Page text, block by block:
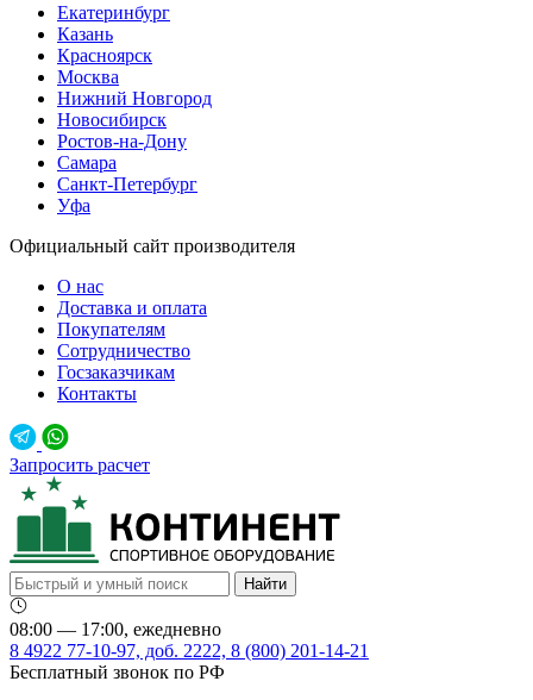
Екатеринбург
Казань
Красноярск
Москва
Нижний Новгород
Новосибирск
Ростов-на-Дону
Самара
Санкт-Петербург
Уфа
Официальный сайт производителя
О нас
Доставка и оплата
Покупателям
Сотрудничество
Госзаказчикам
Контакты
Запросить расчет
08:00 — 17:00, ежедневно
8 4922 77-10-97, доб. 2222, 8 (800) 201-14-21
Бесплатный звонок по РФ